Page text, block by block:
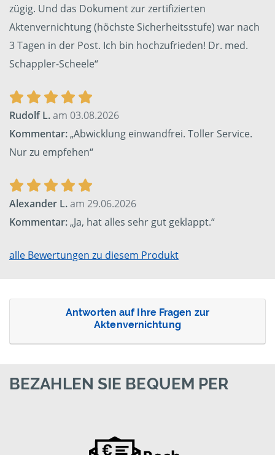
zügig. Und das Dokument zur zertifizierten
Aktenvernichtung (höchste Sicherheitsstufe) war nach
3 Tagen in der Post. Ich bin hochzufrieden! Dr. med.
Schappler-Scheele“
Rudolf L.am 03.08.2026
Kommentar:„Abwicklung einwandfrei. Toller Service.
Nur zu empfehen“
Alexander L.am 29.06.2026
Kommentar:„Ja, hat alles sehr gut geklappt.“
alle Bewertungen zu diesem Produkt
Antworten auf Ihre Fragen zur
Aktenvernichtung
BEZAHLEN SIE BEQUEM PER